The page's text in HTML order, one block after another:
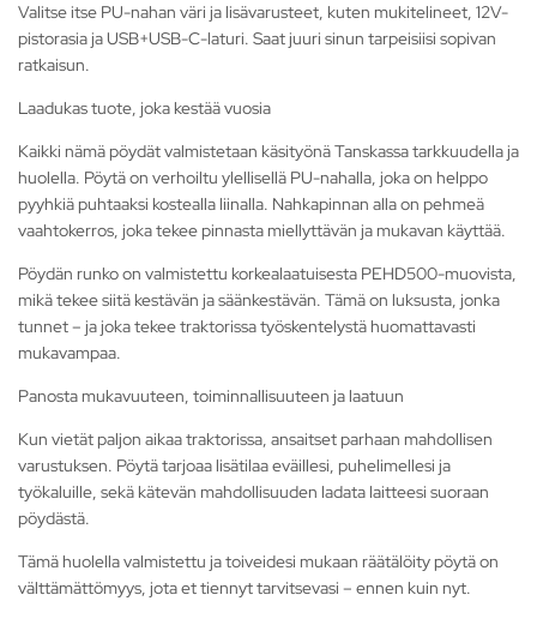
Valitse itse PU-nahan väri ja lisävarusteet, kuten mukitelineet, 12V-
pistorasia ja USB+USB-C-laturi. Saat juuri sinun tarpeisiisi sopivan
ratkaisun.
Laadukas tuote, joka kestää vuosia
Kaikki nämä pöydät valmistetaan käsityönä Tanskassa tarkkuudella ja
huolella. Pöytä on verhoiltu ylellisellä PU-nahalla, joka on helppo
pyyhkiä puhtaaksi kostealla liinalla. Nahkapinnan alla on pehmeä
vaahtokerros, joka tekee pinnasta miellyttävän ja mukavan käyttää.
Pöydän runko on valmistettu korkealaatuisesta PEHD500-muovista,
mikä tekee siitä kestävän ja säänkestävän. Tämä on luksusta, jonka
tunnet – ja joka tekee traktorissa työskentelystä huomattavasti
mukavampaa.
Panosta mukavuuteen, toiminnallisuuteen ja laatuun
Kun vietät paljon aikaa traktorissa, ansaitset parhaan mahdollisen
varustuksen. Pöytä tarjoaa lisätilaa eväillesi, puhelimellesi ja
työkaluille, sekä kätevän mahdollisuuden ladata laitteesi suoraan
pöydästä.
Tämä huolella valmistettu ja toiveidesi mukaan räätälöity pöytä on
välttämättömyys, jota et tiennyt tarvitsevasi – ennen kuin nyt.